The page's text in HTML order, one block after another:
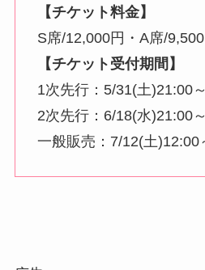
【チケット料金】
S席/12,000円・A席/
【チケット受付期間】
1次先行：5/31(土)21:00
2次先行：6/18(水)21:00
一般販売：7/12(土)12:00